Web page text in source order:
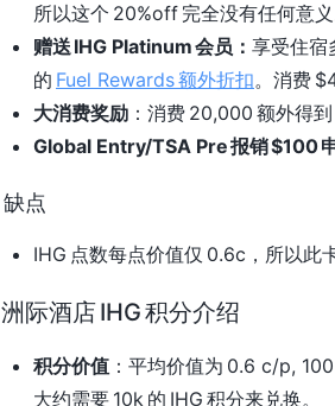
所以这个 20%off 完全没有任何意义
赠送 IHG Platinum 会员： 享受住宿
的 Fuel Rewards 额外折扣。消费
大消费奖励 ：消费 20,000 额外得
Global Entry/TSA Pre 报销 $100
缺点
IHG 点数每点价值仅 0.6c，所以此
洲际酒店 IHG 积分介绍
积分价值 ：平均价值为 0.6 c/p,
大约需要 10k 的 IHG 积分来兑换。